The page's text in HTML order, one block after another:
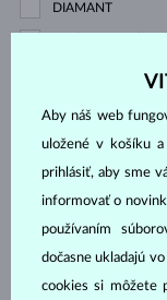
DIAMANT
Cena
192 €
Aby náš web
uložené v košíku
prihlásiť, aby sme
informovať o
používaním
dočasne ukladajú
cookies si môžete